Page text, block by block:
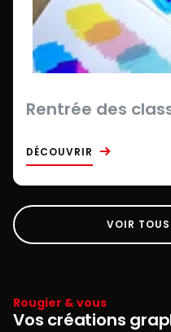
Rentrée des
DÉCOUVRIR
VOIR TOUS
Rougier & vous
Vos créations